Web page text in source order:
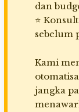
dan
⭐
sebelum
Kami
jangka